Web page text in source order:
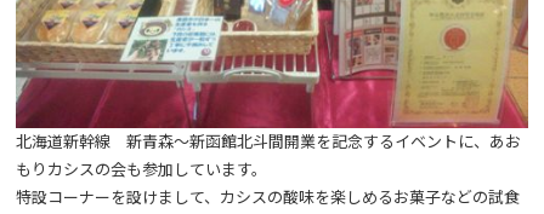
北海道新幹線 新青森～新函館北斗間開業を記念するイベントに、あお
もりカシスの会も参加しています。
特設コーナーを設けまして、カシスの酸味を楽しめるお菓子などの試食